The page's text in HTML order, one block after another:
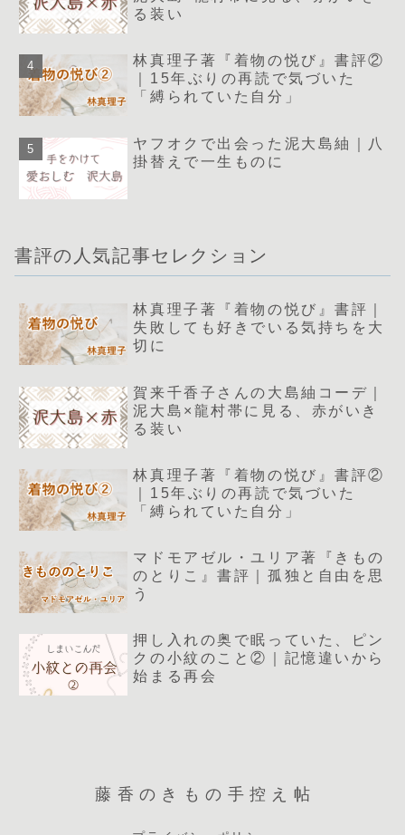
る装い
林真理子著『着物の悦び』書評②
｜15年ぶりの再読で気づいた
「縛られていた自分」
ヤフオクで出会った泥大島紬｜八
掛替えで一生ものに
書評の人気記事セレクション
林真理子著『着物の悦び』書評｜
失敗しても好きでいる気持ちを大
切に
賀来千香子さんの大島紬コーデ｜
泥大島×龍村帯に見る、赤がいき
る装い
林真理子著『着物の悦び』書評②
｜15年ぶりの再読で気づいた
「縛られていた自分」
マドモアゼル・ユリア著『きもの
のとりこ』書評｜孤独と自由を思
う
押し入れの奥で眠っていた、ピン
クの小紋のこと②｜記憶違いから
始まる再会
藤香のきもの手控え帖